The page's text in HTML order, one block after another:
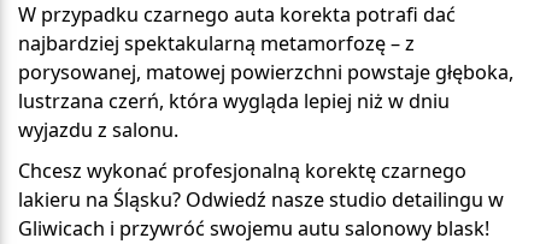
W przypadku czarnego auta korekta potrafi dać
najbardziej spektakularną metamorfozę– z
porysowanej, matowej powierzchni powstaje głęboka,
lustrzana czerń, która wygląda lepiej niż w dniu
wyjazdu z salonu.
Chcesz wykonać profesjonalną korektę czarnego
lakieru na Śląsku? Odwiedź nasze studio detailingu w
Gliwicach i przywróć swojemu autu salonowy blask!